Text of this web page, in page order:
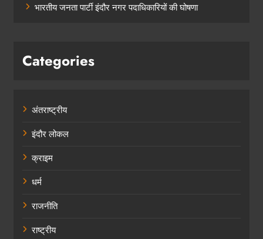
भारतीय जनता पार्टी इंदौर नगर पदाधिकारियों की घोषणा
Categories
अंतराष्ट्रीय
इंदौर लोकल
क्राइम
धर्म
राजनीति
राष्ट्रीय